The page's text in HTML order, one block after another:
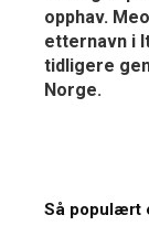
opphav.
etternavn i
tidligere
Norge.
Så populært